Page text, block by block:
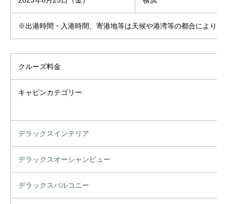
※出港時間・入港時間、寄港地等は天候や港湾等の都合により変
クルーズ料金
キャビンカテゴリー
デラックスインテリア
デラックスオーシャンビュー
デラックスバルコニー